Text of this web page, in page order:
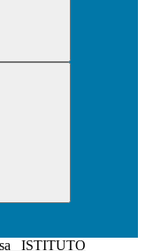
ISTITUTO